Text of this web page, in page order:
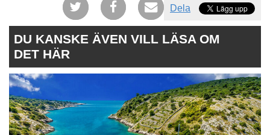
Dela
DU KANSKE ÄVEN VILL LÄSA OM
DET HÄR